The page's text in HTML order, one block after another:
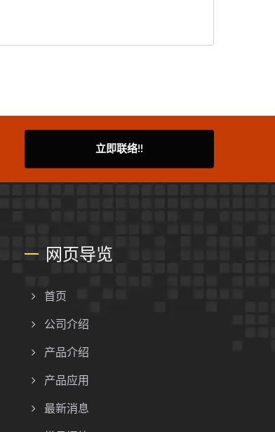
立即联络!!
网页导览
首页
公司介绍
产品介绍
产品应用
最新消息